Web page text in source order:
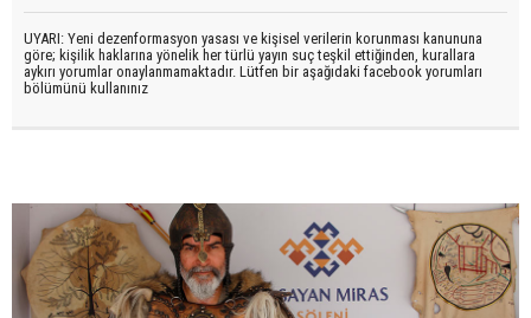
UYARI: Yeni dezenformasyon yasası ve kişisel verilerin korunması kanununa
göre; kişilik haklarına yönelik her türlü yayın suç teşkil ettiğinden, kurallara
aykırı yorumlar onaylanmamaktadır. Lütfen bir aşağıdaki facebook yorumları
bölümünü kullanınız